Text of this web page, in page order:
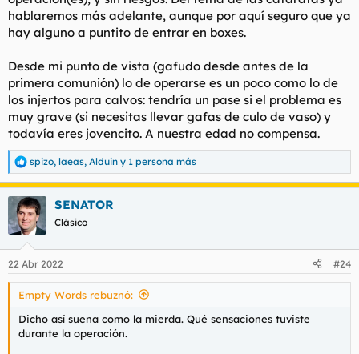
hablaremos más adelante, aunque por aquí seguro que ya
hay alguno a puntito de entrar en boxes.
Desde mi punto de vista (gafudo desde antes de la
primera comunión) lo de operarse es un poco como lo de
los injertos para calvos: tendría un pase si el problema es
muy grave (si necesitas llevar gafas de culo de vaso) y
todavía eres jovencito. A nuestra edad no compensa.
R
e
c
c
i
e
s
spizo, laeas, Alduin y 1 persona más
SENATOR
Clásico
22 Abr 2022 #24
Empty Words rebuznó:
Dicho así suena como la mierda. Qué sensaciones tuviste
durante la operación.